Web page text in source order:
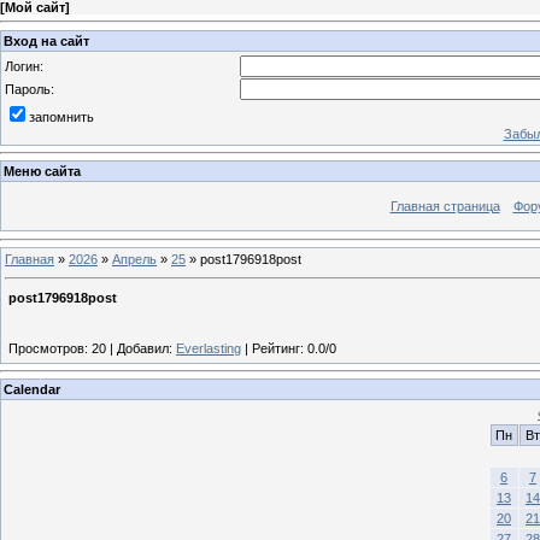
[Мой сайт]
Вход на сайт
Логин:
Пароль:
запомнить
Меню сайта
Главная страница
Главная » 2026 » Апрель » 25 » post1796918post
post1796918post
Просмотров: 20 | Добавил: Everlasting | Рейтинг: 0.0/0
Calendar
Пн
Вт
6
7
13
14
20
21